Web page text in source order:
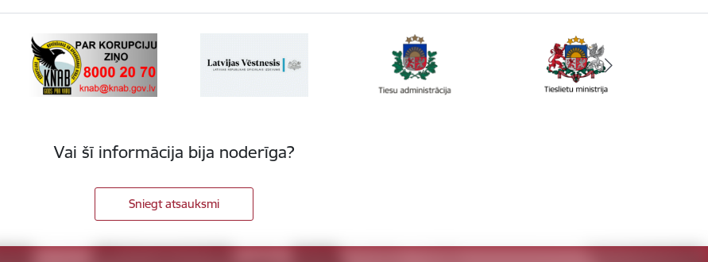
Vai šī informācija bija noderīga?
Sniegt atsauksmi